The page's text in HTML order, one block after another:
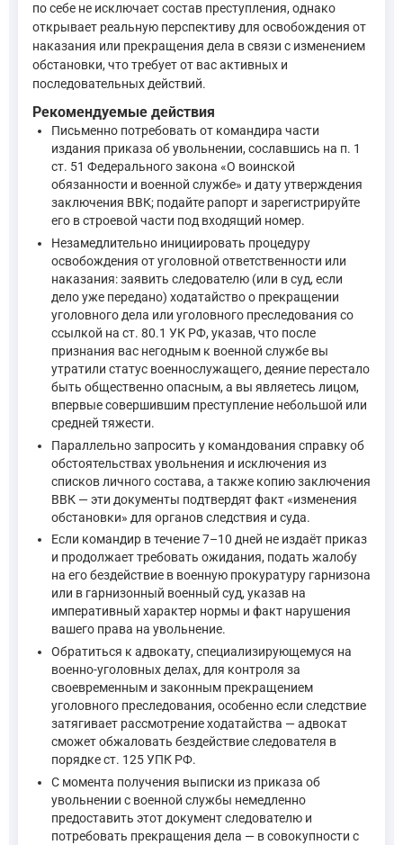
—Уголовный кодекс Российской Федерации, ст. 80.1
Статья 27 УПК РФ также не даёт прямого основания
Отдельно отмечу, что примечание к статье 338 УК РФ
Статья 338. Дезертирство ... Примечание.
—Уголовный кодекс Российской Федерации, ст. 338
Таким образом, обязанность уволить вас возникает с
по себе не исключает состав преступления, однако
открывает реальную перспективу для освобождения от
наказания или прекращения дела в связи с изменением
обстановки, что требует от вас активных и
последовательных действий.
Рекомендуемые действия
Письменно потребовать от командира части
издания приказа об увольнении, сославшись на п. 1
ст. 51 Федерального закона «О воинской
обязанности и военной службе» и дату утверждения
заключения ВВК; подайте рапорт и зарегистрируйте
его в строевой части под входящий номер.
Незамедлительно инициировать процедуру
освобождения от уголовной ответственности или
наказания: заявить следователю (или в суд, если
дело уже передано) ходатайство о прекращении
уголовного дела или уголовного преследования со
ссылкой на ст. 80.1 УК РФ, указав, что после
признания вас негодным к военной службе вы
утратили статус военнослужащего, деяние перестало
быть общественно опасным, а вы являетесь лицом,
впервые совершившим преступление небольшой или
средней тяжести.
Параллельно запросить у командования справку об
обстоятельствах увольнения и исключения из
списков личного состава, а также копию заключения
ВВК — эти документы подтвердят факт «изменения
обстановки» для органов следствия и суда.
Если командир в течение 7–10 дней не издаёт приказ
и продолжает требовать ожидания, подать жалобу
на его бездействие в военную прокуратуру гарнизона
или в гарнизонный военный суд, указав на
императивный характер нормы и факт нарушения
вашего права на увольнение.
Обратиться к адвокату, специализирующемуся на
военно-уголовных делах, для контроля за
своевременным и законным прекращением
уголовного преследования, особенно если следствие
затягивает рассмотрение ходатайства — адвокат
сможет обжаловать бездействие следователя в
порядке ст. 125 УПК РФ.
С момента получения выписки из приказа об
увольнении с военной службы немедленно
предоставить этот документ следователю и
потребовать прекращения дела — в совокупности с